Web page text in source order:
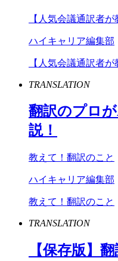
【人気会議通訳者が
ハイキャリア編集部
【人気会議通訳者が
TRANSLATION
翻訳のプロが
説！
教えて！翻訳のこと
ハイキャリア編集部
教えて！翻訳のこと
TRANSLATION
【保存版】